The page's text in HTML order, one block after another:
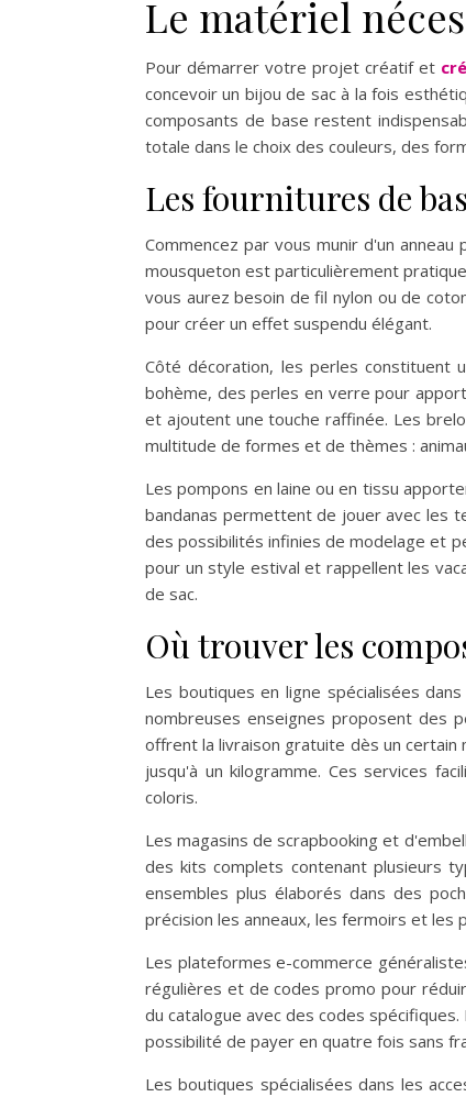
Le matériel
Pour démarrer votre projet créatif et
concevoir un bijou de sac à la fois
composants de base restent
totale dans le choix des couleurs, des
Les fournitures de
Commencez par vous munir d'un
mousqueton est particulièrement
vous aurez besoin de fil nylon ou de
pour créer un effet suspendu élégant.
Côté décoration, les perles constituent
bohème, des perles en verre pour
et ajoutent une touche raffinée. Les
multitude de formes et de thèmes :
Les pompons en laine ou en tissu
bandanas permettent de jouer avec les
des possibilités infinies de modelage et
pour un style estival et rappellent les
de sac.
Où trouver les
Les boutiques en ligne spécialisées
nombreuses enseignes proposent des
offrent la livraison gratuite dès un certain
jusqu'à un kilogramme. Ces services
coloris.
Les magasins de scrapbooking et
des kits complets contenant plusieurs
ensembles plus élaborés dans des
précision les anneaux, les fermoirs et les
Les plateformes e-commerce
régulières et de codes promo pour
du catalogue avec des codes
possibilité de payer en quatre fois sans
Les boutiques spécialisées dans les